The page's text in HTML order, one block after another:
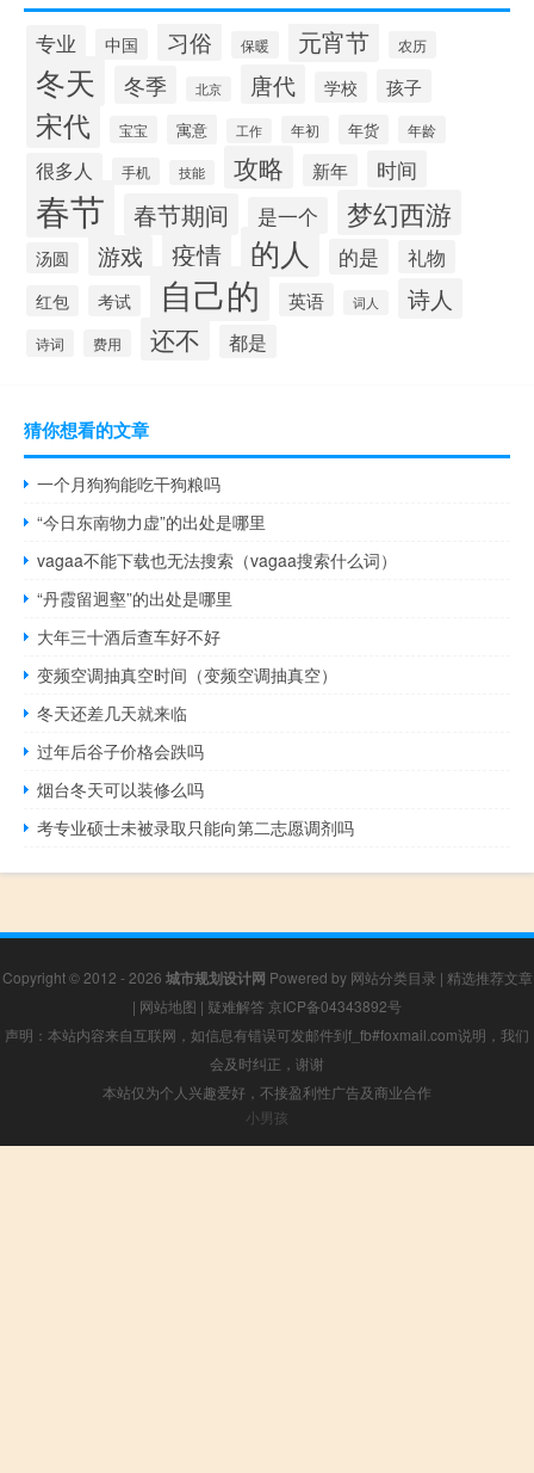
专业 中国 习俗 保暖 元宵节 农历
冬天 冬季 北京 唐代 学校 孩子
宋代 宝宝 寓意 工作 年初 年货 年龄
很多人 手机 技能 攻略 新年 时间
春节 春节期间 是一个 梦幻西游
汤圆 游戏 疫情 的人 的是 礼物
红包 考试 自己的 英语 词人 诗人
诗词 费用 还不 都是
猜你想看的文章
一个月狗狗能吃干狗粮吗
“今日东南物力虚”的出处是哪里
vagaa不能下载也无法搜索（vagaa搜索什么词）
“丹霞留迥壑”的出处是哪里
大年三十酒后查车好不好
变频空调抽真空时间（变频空调抽真空）
冬天还差几天就来临
过年后谷子价格会跌吗
烟台冬天可以装修么吗
考专业硕士未被录取只能向第二志愿调剂吗
Copyright © 2012 - 2026 城市规划设计网 Powered by 网站分类目录 | 精选推荐文章
| 网站地图 | 疑难解答 京ICP备04343892号
声明：本站内容来自互联网，如信息有错误可发邮件到f_fb#foxmail.com说明，我们
会及时纠正，谢谢
本站仅为个人兴趣爱好，不接盈利性广告及商业合作
小男孩